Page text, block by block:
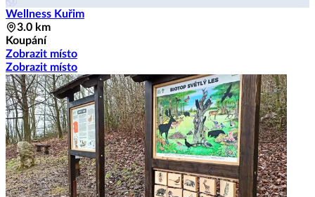
Wellness Kuřim
3.0 km
Koupání
Zobrazit místo
Zobrazit místo